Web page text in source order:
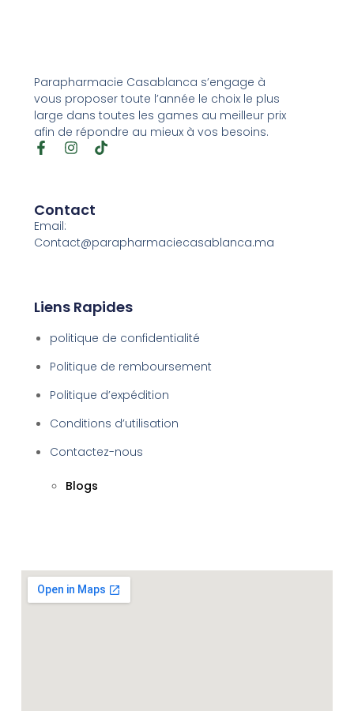
Parapharmacie Casablanca s’engage à
vous proposer toute l’année le choix le plus
large dans toutes les games au meilleur prix
afin de répondre au mieux à vos besoins.
Contact
Email:
Contact@parapharmaciecasablanca.ma
Liens Rapides
politique de confidentialité
Politique de remboursement
Politique d’expédition
Conditions d’utilisation
Contactez-nous
Blogs